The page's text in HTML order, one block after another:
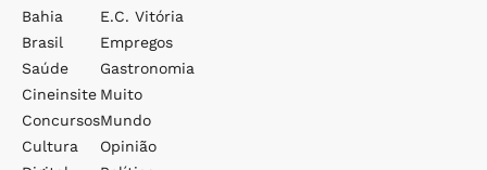
Bahia
Brasil
Saúde
Cineinsite
Concursos
Cultura
E.c. Vitória
Empregos
Gastronomia
Muito
Mundo
Opinião